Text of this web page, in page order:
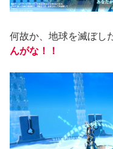
何故か、地球を滅ぼし
んがな！！